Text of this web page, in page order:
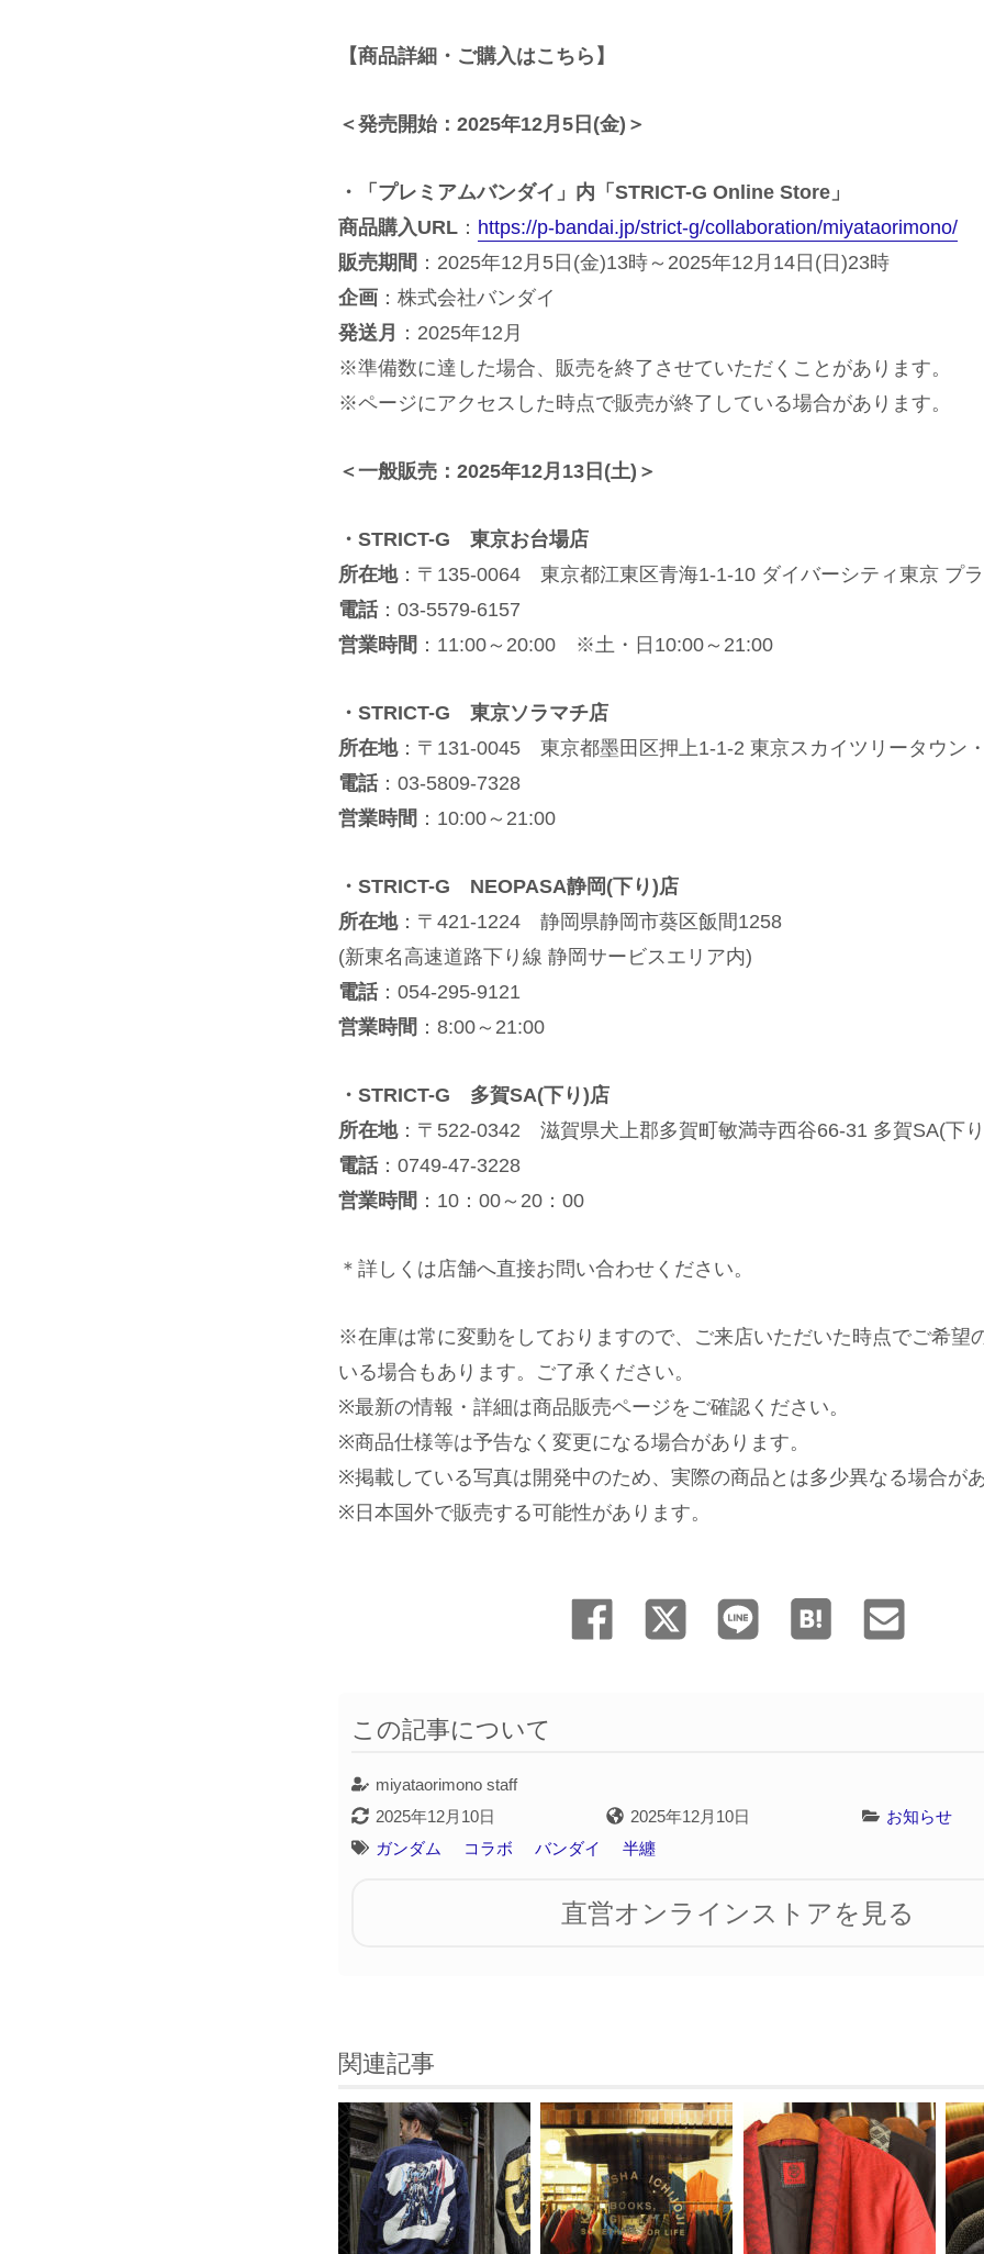
【商品詳細・ご購入はこちら】
＜発売開始：2025年12月5日(金)＞
・「プレミアムバンダイ」内「STRICT-G Online Store」
商品購入URL ： https://p-bandai.jp/strict-g/collaboration/miyataorimono/
販売期間 ：2025年12月5日(金)13時～2025年12月14日(日)23時
企画 ：株式会社バンダイ
発送月
：2025年12月
※準備数に達した場合、販売を終了させていただくことがあります。
※ページにアクセスした時点で販売が終了している場合があります。
＜一般販売：2025年12月13日(土)＞
・STRICT-G 東京お台場店
所在地：〒135-0064 東京都江東区青海1-1-10 ダイバーシティ東京 プ
電話：03-5579-6157
営業時間 ：11:00～20:00 ※土・日10:00～21:00
・STRICT-G 東京ソラマチ店
所在地：〒131-0045 東京都墨田区押上1-1-2 東京スカイツリータウン
電話：03-5809-7328
営業時間 ：10:00～21:00
・STRICT-G NEOPASA静岡(下り)店
所在地：〒421-1224 静岡県静岡市葵区飯間1258
(新東名高速道路下り線 静岡サービスエリア内)
電話：054-295-9121
営業時間 ：8:00～21:00
・STRICT-G 多賀SA(下り)店
所在地：〒522-0342 滋賀県犬上郡多賀町敏満寺西谷66-31 多賀SA(下
電話：0749-47-3228
営業時間 ：10：00～20：00
＊詳しくは店舗へ直接お問い合わせください。
※在庫は常に変動をしておりますので、ご来店いただいた時点でご希望
いる場合もあります。ご了承ください。
※最新の情報・詳細は商品販売ページをご確認ください。
※商品仕様等は予告なく変更になる場合があります。
※掲載している写真は開発中のため、実際の商品とは多少異なる場合が
※日本国外で販売する可能性があります。
この記事について
miyataorimono staff
2025年12月10日
2025年12月10日
お知らせ
ガンダム
コラボ バンダイ 半纏
直営オンラインストアを見る
関連記事